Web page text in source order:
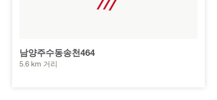
남양주수동송천464
5.6 km 거리